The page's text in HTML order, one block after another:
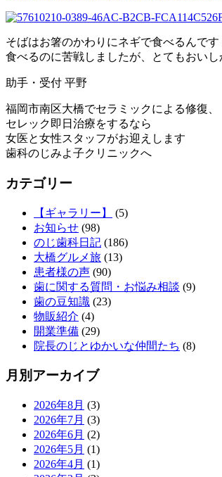
そばはお箸のかわりにネギで食べるんです
食べるのに苦戦しましたが、とてもおい
助手・受付 平野
福岡市南区大橋でセラミックによる修復、
セレック即日治療をするなら
女医と女性スタッフがお迎えします
歯科のじみよ子クリニックへ
カテゴリー
【ギャラリー】
(5)
お知らせ (98)
のじ歯科日記 (186)
大橋グルメ旅 (13)
患者様の声 (90)
歯に関する質問・お悩み相談 (9)
歯の豆知識 (23)
物販紹介 (4)
開業準備 (29)
院長のじとゆかいな仲間たち (8)
月別アーカイブ
2026年8月 (3)
2026年7月 (3)
2026年6月 (2)
2026年5月 (1)
2026年4月 (1)